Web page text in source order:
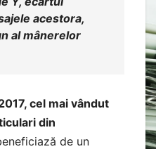
acestora,
al mânerelor
cel mai vândut
din
de un